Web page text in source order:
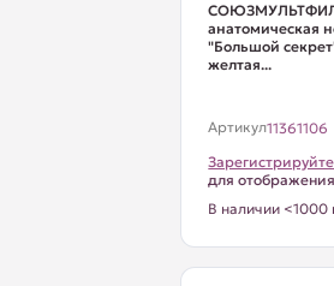
анатомическая
"Большой
желтая...
Артикул11361106
для
В наличии <1000